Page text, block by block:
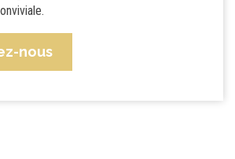
nous